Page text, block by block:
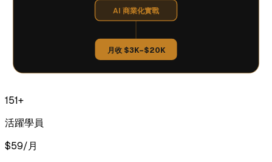
AI 商業化實戰
月收 $3K–$20K
151+
活躍學員
$59/月